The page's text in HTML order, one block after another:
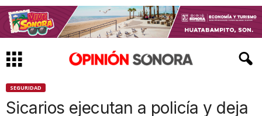
SEGURIDAD
Sicarios ejecutan a policía y deja